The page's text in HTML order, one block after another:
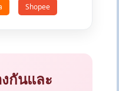
Shopee
กันและ